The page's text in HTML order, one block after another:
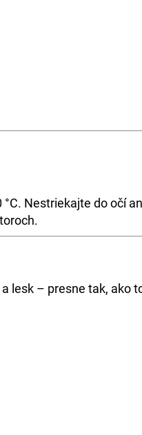
Nestriekajte do očí
lesk – presne tak, ako